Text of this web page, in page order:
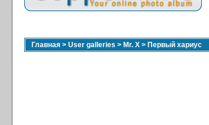
Главная > User galleries > Mr. X > Первый хариус